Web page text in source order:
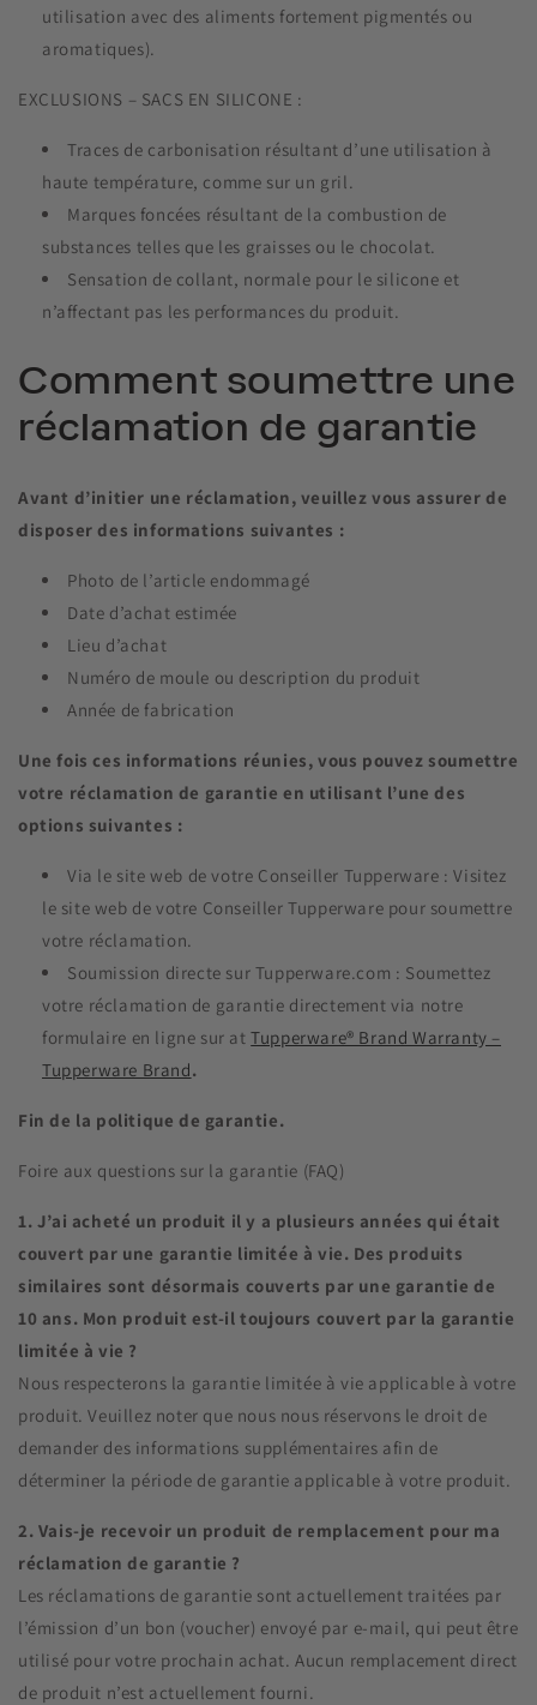
utilisation avec des aliments fortement pigmentés ou
aromatiques).
EXCLUSIONS – SACS EN SILICONE :
Traces de carbonisation résultant d’une utilisation à
haute température, comme sur un gril.
Marques foncées résultant de la combustion de
substances telles que les graisses ou le chocolat.
Sensation de collant, normale pour le silicone et
n’affectant pas les performances du produit.
Comment soumettre une
réclamation de garantie
Avant d’initier une réclamation, veuillez vous assurer de
disposer des informations suivantes :
Photo de l’article endommagé
Date d’achat estimée
Lieu d’achat
Numéro de moule ou description du produit
Année de fabrication
Une fois ces informations réunies, vous pouvez soumettre
votre réclamation de garantie en utilisant l’une des
options suivantes :
Via le site web de votre Conseiller Tupperware : Visitez
le site web de votre Conseiller Tupperware pour soumettre
votre réclamation.
Soumission directe sur Tupperware.com : Soumettez
votre réclamation de garantie directement via notre
formulaire en ligne sur atTupperware® Brand Warranty –
Tupperware Brand.
Fin de la politique de garantie.
Foire aux questions sur la garantie (FAQ)
1. J’ai acheté un produit il y a plusieurs années qui était
couvert par une garantie limitée à vie. Des produits
similaires sont désormais couverts par une garantie de
10 ans. Mon produit est-il toujours couvert par la garantie
limitée à vie ?
Nous respecterons la garantie limitée à vie applicable à votre
produit. Veuillez noter que nous nous réservons le droit de
demander des informations supplémentaires afin de
déterminer la période de garantie applicable à votre produit.
2. Vais-je recevoir un produit de remplacement pour ma
réclamation de garantie ?
Les réclamations de garantie sont actuellement traitées par
l’émission d’un bon (voucher) envoyé par e-mail, qui peut être
utilisé pour votre prochain achat. Aucun remplacement direct
de produit n’est actuellement fourni.